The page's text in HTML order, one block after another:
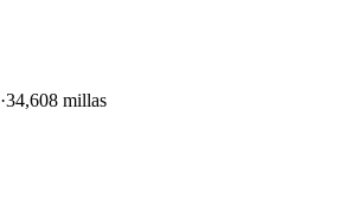
34,608 millas